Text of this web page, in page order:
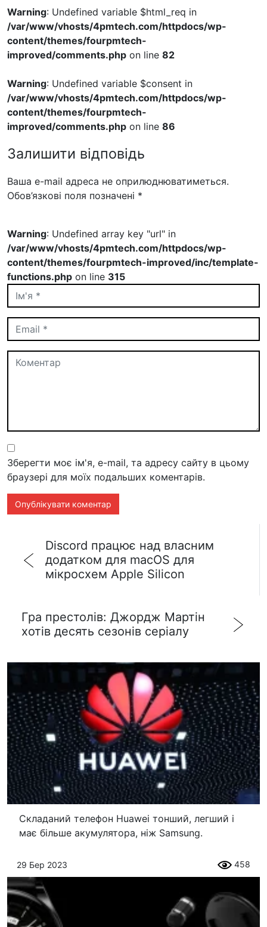
Warning: Undefined variable $html_req in
/var/www/vhosts/4pmtech.com/httpdocs/wp-
content/themes/fourpmtech-
improved/comments.php on line 82
Warning: Undefined variable $consent in
/var/www/vhosts/4pmtech.com/httpdocs/wp-
content/themes/fourpmtech-
improved/comments.php on line 86
Залишити відповідь
Ваша e-mail адреса не оприлюднюватиметься.
Обов’язкові поля позначені *
Warning: Undefined array key "url" in
/var/www/vhosts/4pmtech.com/httpdocs/wp-
content/themes/fourpmtech-improved/inc/template-
functions.php on line 315
Зберегти моє ім'я, e-mail, та адресу сайту в цьому
браузері для моїх подальших коментарів.
Discord працює над власним
додатком для macOS для
мікросхем Apple Silicon
Гра престолів: Джордж Мартін
хотів десять сезонів серіалу
Складаний телефон Huawei тонший, легший і
має більше акумулятора, ніж Samsung.
29 Бер 2023 458